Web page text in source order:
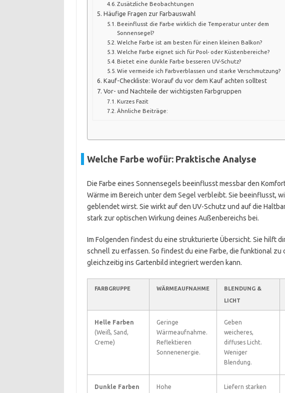
Zusätzliche Beobachtungen
Häufige Fragen zur Farbauswahl
Beeinflusst die Farbe wirklich die Temperatur unter dem
Sonnensegel?
Welche Farbe ist am besten für einen kleinen Balkon?
Welche Farbe eignet sich für Pool- oder Küstenbereiche?
Bietet eine dunkle Farbe besseren UV-Schutz?
Wie vermeide ich Farbverblassen und starke Verschmutzung?
Kauf-Checkliste: Worauf du vor dem Kauf achten solltest
Vor- und Nachteile der wichtigsten Farbgruppen
Kurzes Fazit
Ähnliche Beiträge:
Welche Farbe wofür: Praktische Analyse
Die Farbe eines Sonnensegels beeinflusst messbar den
Wärme im Bereich unter dem Segel verbleibt. Sie beeinflusst,
geblendet wirst. Sie wirkt auf den UV-Schutz und auf die
stark zur optischen Wirkung deines Außenbereichs bei.
Im Folgenden findest du eine strukturierte Übersicht. Sie hilft
schnell zu erfassen. So findest du eine Farbe, die funktional
gleichzeitig ins Gartenbild integriert werden kann.
FARBGRUPPE WÄRMEAUFNAHME
BLENDUNG &
LICHT
Helle Farben
(Weiß, Sand,
Creme)
Geringe
Wärmeaufnahme.
Reflektieren
Sonnenenergie.
Geben
weicheres,
diffuses Licht.
Weniger
Blendung.
Dunkle Farben
Hohe
Liefern starken